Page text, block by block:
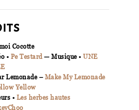
Cocotte
• Pe Testard— Musique • UNE
Lemonade –Make My Lemonade
Yellow
• Les herbes hautes